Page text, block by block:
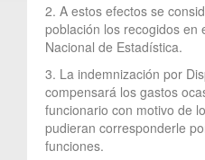
2. A estos efectos se
población los recogidos en
Nacional de Estadística.
3. La indemnización por
compensará los gastos
funcionario con motivo de
pudieran corresponderle
funciones.